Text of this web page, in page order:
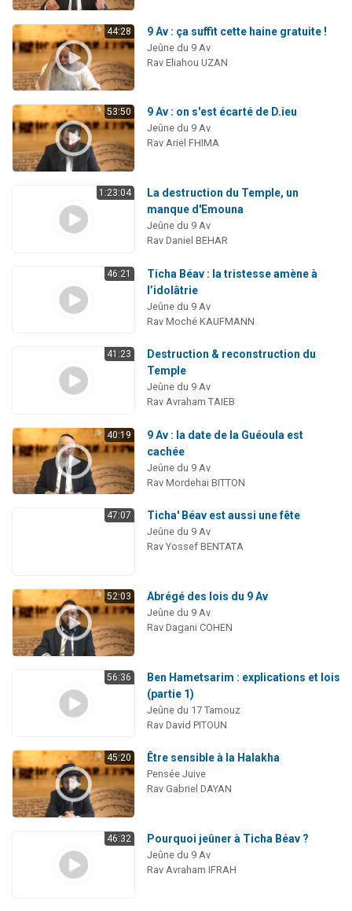
44:28 9 Av : ça suffit cette haine gratuite !
Jeûne du 9 Av
Rav Eliahou UZAN
53:50 9 Av : on s'est écarté de D.ieu
Jeûne du 9 Av
Rav Ariel FHIMA
1:23:04
La destruction du Temple, un
manque d'Emouna
Jeûne du 9 Av
Rav Daniel BEHAR
46:21
Ticha Béav : la tristesse amène à
l’idolâtrie
Jeûne du 9 Av
Rav Moché KAUFMANN
41:23
Destruction & reconstruction du
Temple
Jeûne du 9 Av
Rav Avraham TAIEB
40:19
9 Av : la date de la Guéoula est
cachée
Jeûne du 9 Av
Rav Mordehai BITTON
47:07 Ticha' Béav est aussi une fête
Jeûne du 9 Av
Rav Yossef BENTATA
52:03 Abrégé des lois du 9 Av
Jeûne du 9 Av
Rav Dagani COHEN
56:36
Ben Hametsarim : explications et lois
(partie 1)
Jeûne du 17 Tamouz
Rav David PITOUN
45:20 Être sensible à la Halakha
Pensée Juive
Rav Gabriel DAYAN
46:32 Pourquoi jeûner à Ticha Béav ?
Jeûne du 9 Av
Rav Avraham IFRAH